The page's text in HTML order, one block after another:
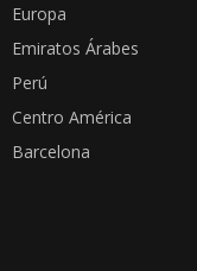
Europa
Emiratos Árabes
Perú
Centro América
Barcelona